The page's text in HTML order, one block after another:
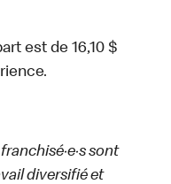
est de 16,10 $
sont
diversifié et